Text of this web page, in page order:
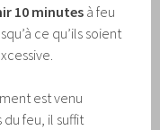
10 minutesà feu
ce qu’ils soient
est venu
feu, il suffit